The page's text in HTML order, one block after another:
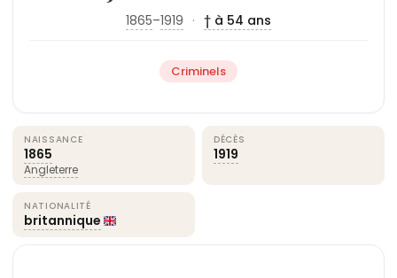
1865–1919 · † à 54 ans
Criminels
NAISSANCE
1865
Angleterre
DÉCÈS
1919
NATIONALITÉ
britannique